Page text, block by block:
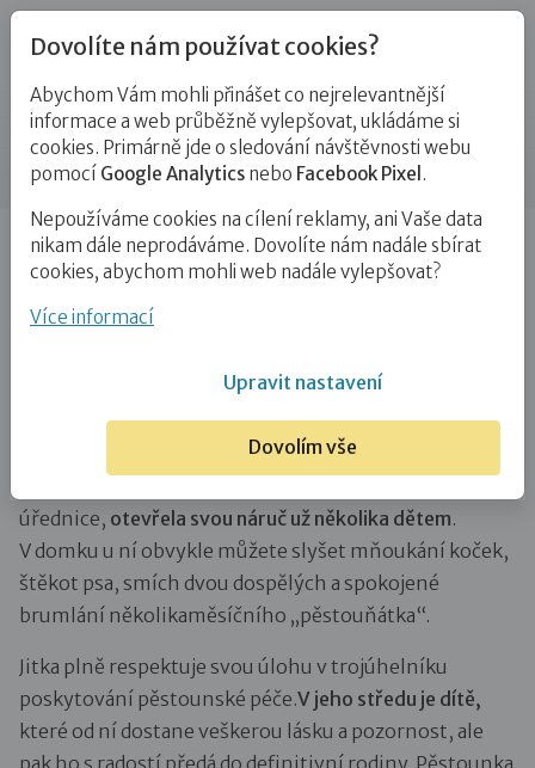
Blog
Příspěvek
Úvod Blog PPPD
Příběhy našich pěstounů: Je to
dar smět doprovázet děti…
Příběhy našich pěstounů: Je to dar
PPPD
úřednice, otevřela svou náruč už několika dětem.
V domku u ní obvykle můžete slyšet mňoukání koček,
štěkot psa, smích dvou dospělých a spokojené
brumlání několikaměsíčního „pěstouňátka“.
Jitka plně respektuje svou úlohu v trojúhelníku
poskytování pěstounské péče.V jeho středu je dítě,
které od ní dostane veškerou lásku a pozornost, ale
pak ho s radostí předá do definitivní rodiny. Pěstounka
Dovolíte nám používat cookies?
Abychom Vám mohli přinášet co nejrelevantnější
informace a web průběžně vylepšovat, ukládáme si
cookies. Primárně jde o sledování návštěvnosti webu
pomocí Google Analytics nebo Facebook Pixel .
Nepoužíváme cookies na cílení reklamy, ani Vaše data
nikam dále neprodáváme. Dovolíte nám nadále sbírat
cookies, abychom mohli web nadále vylepšovat?
Více informací
Upravit nastavení
Dovolím vše